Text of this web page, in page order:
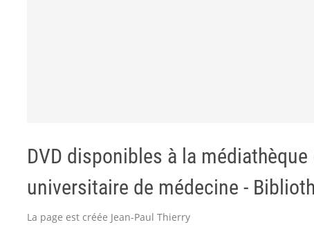
DVD disponibles à la
universitaire de médecine -
La page est créée Jean-Paul Thierry